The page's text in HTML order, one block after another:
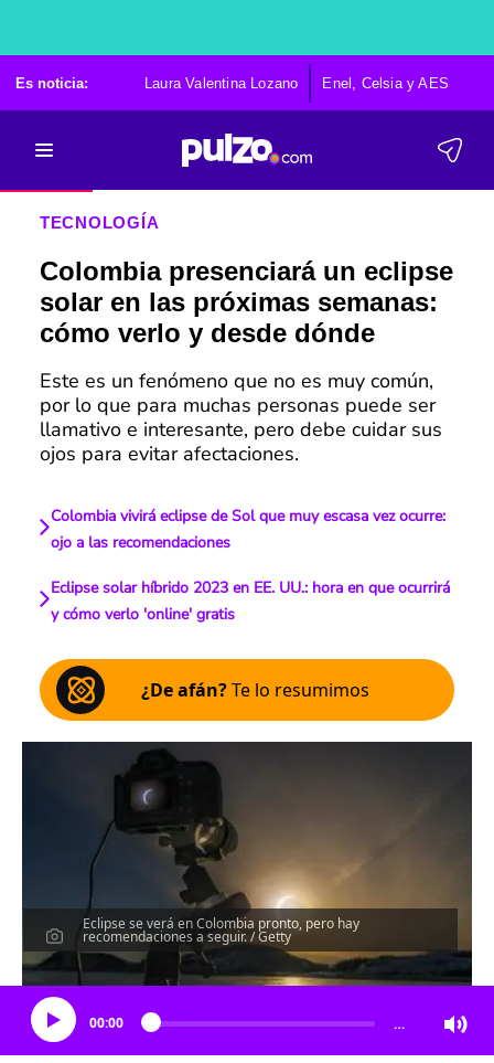
Es noticia: Laura Valentina Lozano Enel, Celsia y AES
TECNOLOGÍA
Colombia presenciará un eclipse
solar en las próximas semanas:
cómo verlo y desde dónde
Este es un fenómeno que no es muy común,
por lo que para muchas personas puede ser
llamativo e interesante, pero debe cuidar sus
ojos para evitar afectaciones.
Colombia vivirá eclipse de Sol que muy escasa vez ocurre:
ojo a las recomendaciones
Eclipse solar híbrido 2023 en EE. UU.: hora en que ocurrirá
y cómo verlo 'online' gratis
¿De afán?Te lo resumimos
Eclipse se verá en Colombia pronto, pero hay
recomendaciones a seguir. / Getty
Escucha el artículo
00:00 …